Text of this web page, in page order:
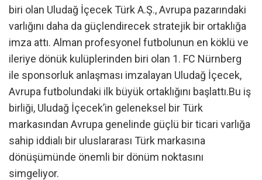
biri olan Uludağ İçecek Türk A.Ş., Avrupa pazarındaki
varlığını daha da güçlendirecek stratejik bir ortaklığa
imza attı. Alman profesyonel futbolunun en köklü ve
ileriye dönük kulüplerinden biri olan 1. FC Nürnberg
ile sponsorluk anlaşması imzalayan Uludağ İçecek,
Avrupa futbolundaki ilk büyük ortaklığını başlattı.Bu iş
birliği, Uludağ İçecek’in geleneksel bir Türk
markasından Avrupa genelinde güçlü bir ticari varlığa
sahip iddialı bir uluslararası Türk markasına
dönüşümünde önemli bir dönüm noktasını
simgeliyor.